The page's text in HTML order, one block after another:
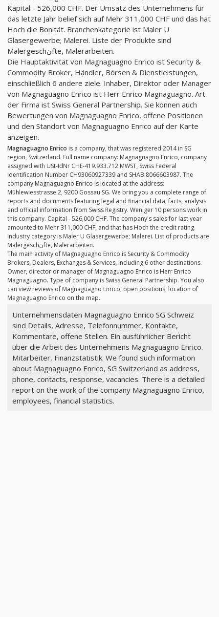
Kapital - 526,000 CHF. Der Umsatz des Unternehmens für
das letzte Jahr belief sich auf Mehr 311,000 CHF und das hat
Hoch die Bonität. Branchenkategorie ist Maler U
Glasergewerbe; Malerei. Liste der Produkte sind
Malergeschنfte, Malerarbeiten.
Die Hauptaktivität von Magnaguagno Enrico ist Security &
Commodity Broker, Händler, Börsen & Dienstleistungen,
einschließlich 6 andere ziele. Inhaber, Direktor oder Manager
von Magnaguagno Enrico ist Herr Enrico Magnaguagno. Art
der Firma ist Swiss General Partnership. Sie können auch
Bewertungen von Magnaguagno Enrico, offene Positionen
und den Standort von Magnaguagno Enrico auf der Karte
anzeigen.
Magnaguagno Enrico is a company, that was registered 2014 in SG
region, Switzerland. Full name company: Magnaguagno Enrico, company
assigned with USt-IdNr CHE-419.933.712 MWST, Swiss Federal
Identification Number CH93060927339 and SHAB 8066603987. The
company Magnaguagno Enrico is located at the address:
Mühlewiesstrasse 2, 9200 Gossau SG. We bring you a complete range of
reports and documents featuring legal and financial data, facts, analysis
and official information from Swiss Registry. Weniger 10 persons work in
this company. Capital - 526,000 CHF. The company's sales for last year
amounted to Mehr 311,000 CHF, and that has Hoch the credit rating.
Industry category is Maler U Glasergewerbe; Malerei. List of products are
Malergeschنfte, Malerarbeiten.
The main activity of Magnaguagno Enrico is Security & Commodity
Brokers, Dealers, Exchanges & Services, including 6 other destinations.
Owner, director or manager of Magnaguagno Enrico is Herr Enrico
Magnaguagno. Type of company is Swiss General Partnership. You also
can view reviews of Magnaguagno Enrico, open positions, location of
Magnaguagno Enrico on the map.
Unternehmensdaten Magnaguagno Enrico SG Schweiz
sind Details, Adresse, Telefonnummer, Kontakte,
Kommentare, offene Stellen. Ein ausführlicher Bericht
über die Arbeit des Unternehmens Magnaguagno Enrico.
Mitarbeiter, Finanzstatistik. We found such information
about Magnaguagno Enrico, SG Switzerland as address,
phone, contacts, response, vacancies. There is a detailed
report on the work of the company Magnaguagno Enrico,
employees, financial statistics.